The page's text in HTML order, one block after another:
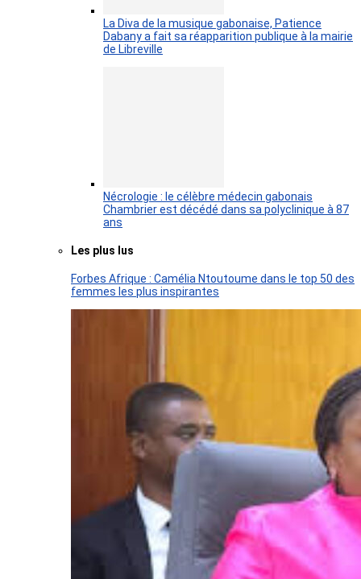
La Diva de la musique gabonaise, Patience
Dabany a fait sa réapparition publique à la mairie
de Libreville
Nécrologie : le célèbre médecin gabonais
Chambrier est décédé dans sa polyclinique à 87
ans
Les plus lus
Forbes Afrique : Camélia Ntoutoume dans le top 50 des
femmes les plus inspirantes